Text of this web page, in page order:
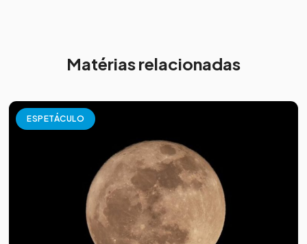
Matérias relacionadas
ESPETÁCULO